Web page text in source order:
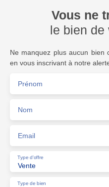
Vous ne
le bien de
Ne manquez plus aucun bien
en vous inscrivant à notre
Prénom
Nom
Email
Vente
Type d'offre
Type de bien